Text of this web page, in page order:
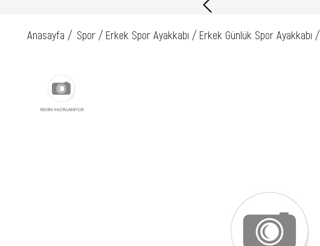
Anasayfa Spor Erkek Spor Ayakkabı Erkek Günlük Spor Ayakkabı